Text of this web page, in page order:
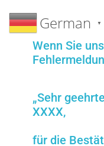
Wenn Sie
„Sehr
XXXX,
für die
German ▼